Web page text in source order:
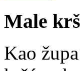
Male
Kao